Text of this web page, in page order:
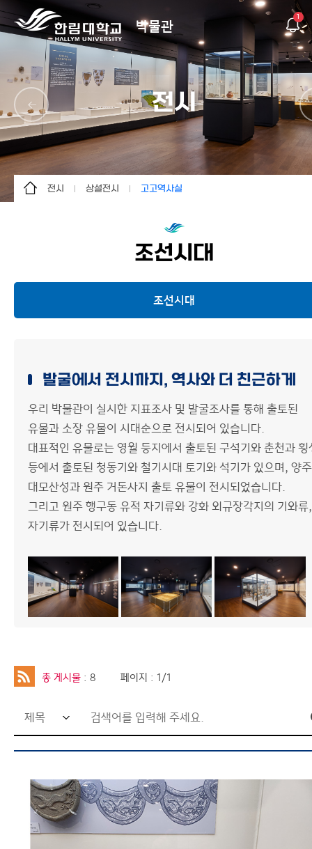
박물관
1
전시
전시
문화유산연구
상설전시 고고역사실
야외전시실
조선시대
조선시대
청동기시대
철기시대
삼국시대
통일신라·고려시대
조선시대
발굴에서 전시까지, 역사와 더 친근하게
우리 박물관이 실시한 지표조사 및 발굴조사를 통해 출토된
유물과 소장 유물이 시대순으로 전시되어 있습니다.
대표적인 유물로는 영월 등지에서 출토된 구석기와 춘천과 횡
등에서 출토된 청동기와 철기시대 토기와 석기가 있으며, 양주
대모산성과 원주 거돈사지 출토 유물이 전시되었습니다.
그리고 원주 행구동 유적 자기류와 강화 외규장각지의 기와류,
자기류가 전시되어 있습니다.
총 게시물 : 8 페이지 : 1/1